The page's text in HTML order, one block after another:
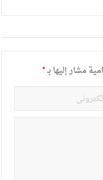
مشار إليها بـ*